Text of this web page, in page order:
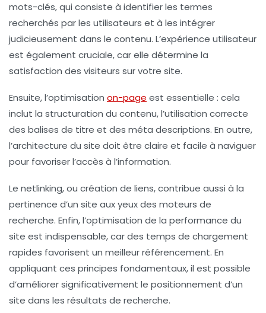
mots-clés, qui consiste à identifier les termes
recherchés par les utilisateurs et à les intégrer
judicieusement dans le contenu. L’expérience utilisateur
est également cruciale, car elle détermine la
satisfaction des visiteurs sur votre site.
Ensuite, l’optimisation on-page est essentielle : cela
inclut la structuration du contenu, l’utilisation correcte
des balises de titre et des méta descriptions. En outre,
l’architecture du site doit être claire et facile à naviguer
pour favoriser l’accès à l’information.
Le netlinking, ou création de liens, contribue aussi à la
pertinence d’un site aux yeux des moteurs de
recherche. Enfin, l’optimisation de la performance du
site est indispensable, car des temps de chargement
rapides favorisent un meilleur référencement. En
appliquant ces principes fondamentaux, il est possible
d’améliorer significativement le positionnement d’un
site dans les résultats de recherche.